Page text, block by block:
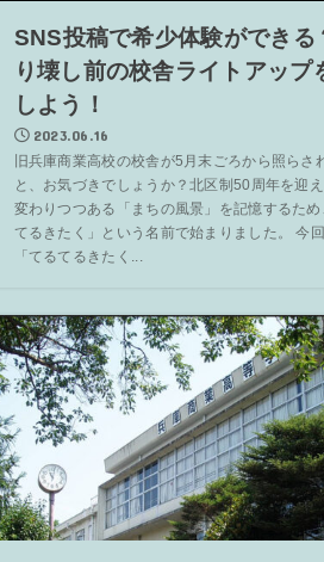
SNS投稿で希少体験ができる
り壊し前の校舎ライトアップ
しよう！
2023.06.16
旧兵庫商業高校の校舎が5月末ごろから照らさ
と、お気づきでしょうか？北区制50周年を迎え
変わりつつある「まちの風景」を記憶するため
てるきたく」という名前で始まりました。 今
「てるてるきたく...